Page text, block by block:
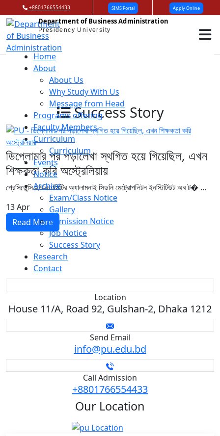
+8801766554433 SIMS Portal Apply Online
Department of Business Administration
Presidency University
Home
About
About Us
Why Study With Us
Message from Head
Programs offering
Faculty Members
Curriculum
Curriculum
Events
Notice
Archive
Exam/Class Notice
Gallery
Admission Notice
Job Notice
Success Story
Research
Contact
Success Story
ডিপ্লোমার পর পড়ালেখা স্থগিত হয়ে গিয়েছিল, এখন
শিক্ষকতা করি অস্ট্রেলিয়ায়
প্রেসিডেন্সি ইউনিভার্সিটির অ্যালামনাই সিডনি মেট্রোপলিটন ইনস্টিটিউট অব ট� ...
13Apr
Read More
Location
House 11/A, Road 92, Gulshan-2, Dhaka 1212
Send Email
info@pu.edu.bd
Call Admission
+8801766554433
Our Location